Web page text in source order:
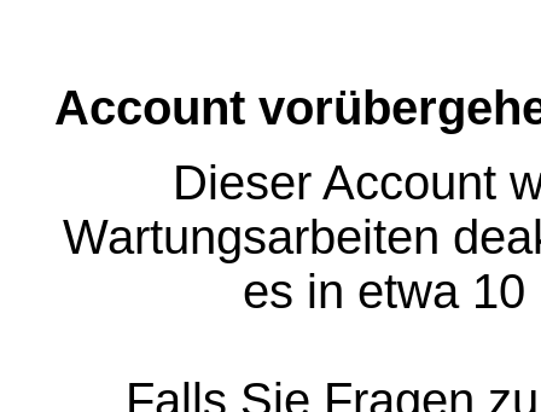
Account
Dieser Account
Wartungsarbeiten
es in etwa
Falls Sie Fragen